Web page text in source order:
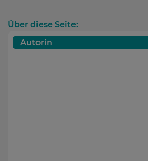
Über diese Seite:
Autorin